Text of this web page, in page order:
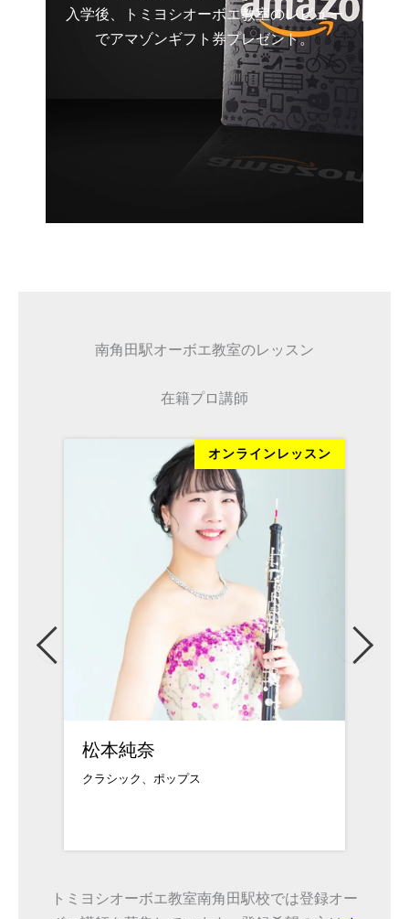
入学後、トミヨシオーボエ教室のレビュー
でアマゾンギフト券プレゼント。
南角田駅オーボエ教室のレッスン
在籍プロ講師
オンラインレッスン
松本純奈
クラシック、ポップス
トミヨシオーボエ教室南角田駅校では登録オー